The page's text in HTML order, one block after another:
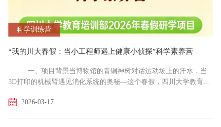
科学训练营
“我的川大春假：当小工程师遇上健康小侦探”科学素养营
一、项目背景当博物馆的青铜神树对话运动场上的汗水，当
3D打印的机械臂遇见消化系统的奥秘—这个春假，四川大学教育培
浸式成长营。我们以“一日一主题”的方式，带领6-12岁孩子在三天
2026-03-17